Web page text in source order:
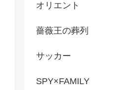
オリエント
薔薇王の葬列
サッカー
SPY×FAMILY